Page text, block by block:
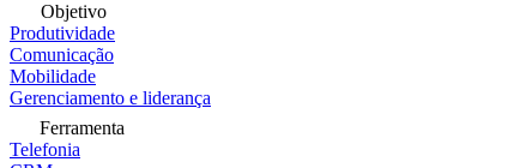
Objetivo
Produtividade
Comunicação
Mobilidade
Gerenciamento e liderança
Ferramenta
Telefonia